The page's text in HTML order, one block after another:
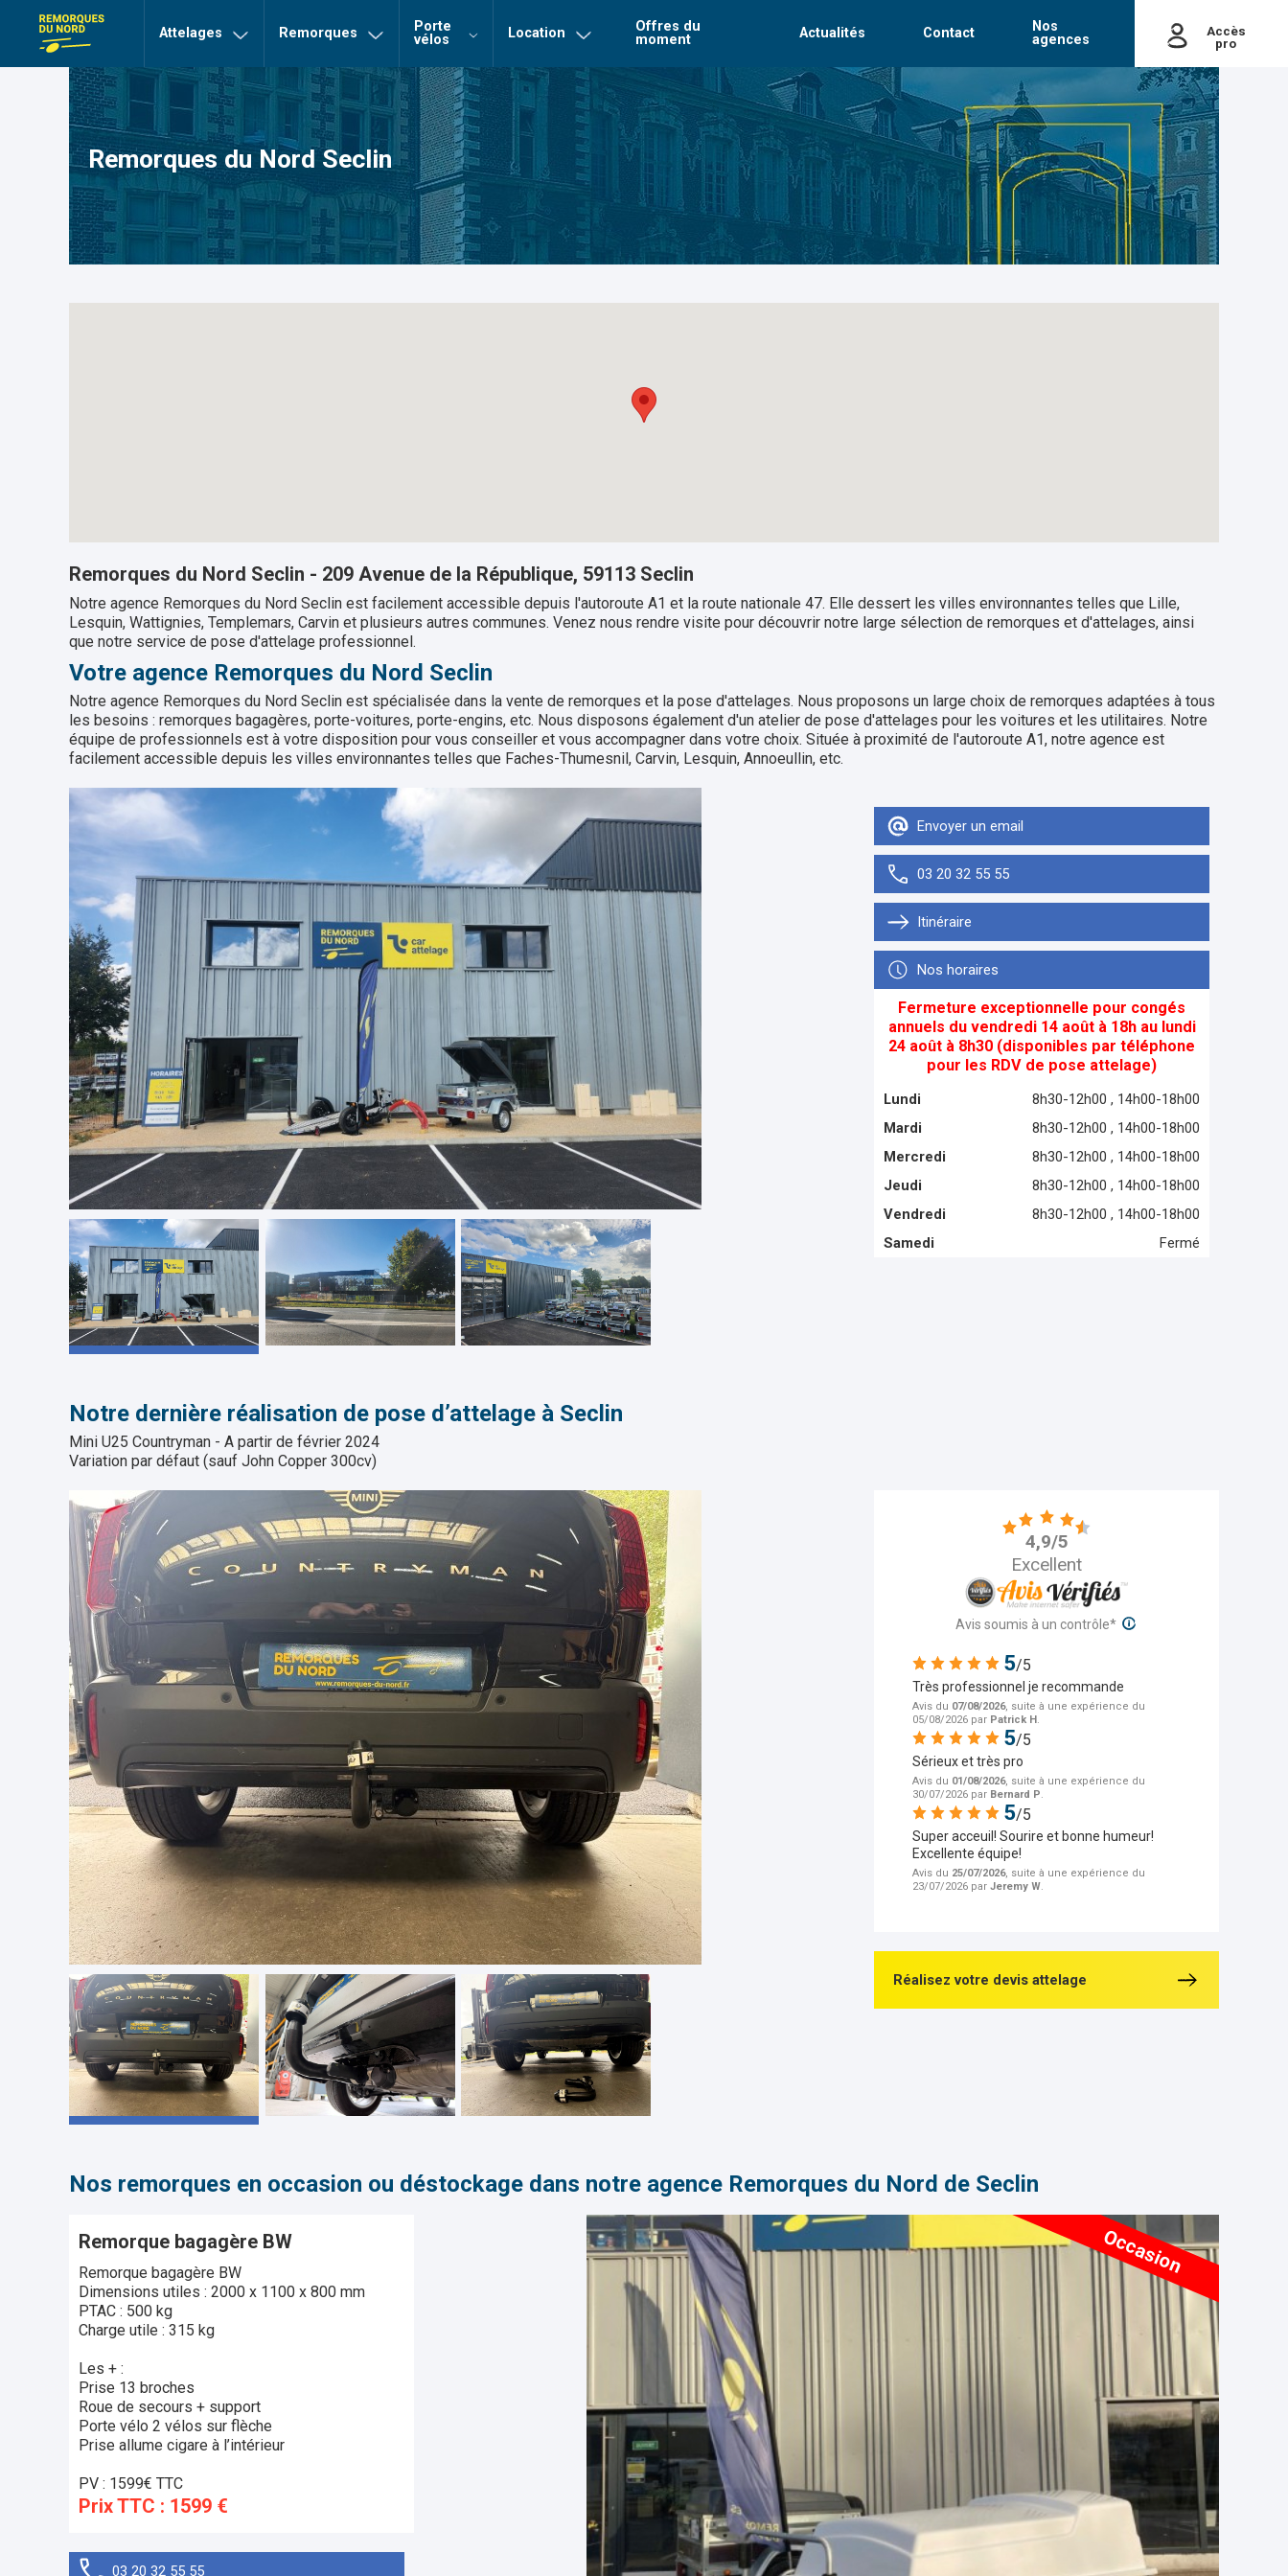
Remorques du nordAttelages Remorques
Porte
vélos
Location
Offres du
moment
Actualités Contact
Nos
agences
Accès
pro
Mot de passe
Connexion Mot de passe oublié
Remorques du Nord Seclin
Remorques du Nord Seclin - 209 Avenue de la République, 59113 Seclin
Notre agence Remorques du Nord Seclin est facilement accessible depuis l'autoroute A1 et la route nationale 47. Elle dessert les villes environnantes telles que Lille,
Lesquin, Wattignies, Templemars, Carvin et plusieurs autres communes. Venez nous rendre visite pour découvrir notre large sélection de remorques et d'attelages, ainsi
que notre service de pose d'attelage professionnel.
Votre agence Remorques du Nord Seclin
Notre agence Remorques du Nord Seclin est spécialisée dans la vente de remorques et la pose d'attelages. Nous proposons un large choix de remorques adaptées à tous
les besoins : remorques bagagères, porte-voitures, porte-engins, etc. Nous disposons également d'un atelier de pose d'attelages pour les voitures et les utilitaires. Notre
équipe de professionnels est à votre disposition pour vous conseiller et vous accompagner dans votre choix. Située à proximité de l'autoroute A1, notre agence est
facilement accessible depuis les villes environnantes telles que Faches-Thumesnil, Carvin, Lesquin, Annoeullin, etc.
Envoyer un email
03 20 32 55 55
Itinéraire
Nos horaires
Fermeture exceptionnelle pour congés
annuels du vendredi 14 août à 18h au lundi
24 août à 8h30 (disponibles par téléphone
pour les RDV de pose attelage)
Lundi
8h30-12h00 , 14h00-18h00
Mardi
8h30-12h00 , 14h00-18h00
Mercredi
8h30-12h00 , 14h00-18h00
Jeudi
8h30-12h00 , 14h00-18h00
Vendredi
8h30-12h00 , 14h00-18h00
Samedi
Fermé
Notre dernière réalisation de pose d’attelage à Seclin
Mini U25 Countryman - A partir de février 2024
Variation par défaut (sauf John Copper 300cv)
4,9/5
Excellent
Avis soumis à un contrôle*
de contacter l'auteur de l'avis, merci
- Aucune contrepartie n’a été fournie
- Les avis ne sont pas modifiables : si
- Les motifs de suppression des avis
5/5
Très professionnel je recommande
Avis du 07/08/2026, suite à une expérience du
05/08/2026 par Patrick H.
5/5
Sérieux et très pro
Avis du 01/08/2026, suite à une expérience du
30/07/2026 par Bernard P.
5/5
Super acceuil! Sourire et bonne humeur!
Excellente équipe!
Avis du 25/07/2026, suite à une expérience du
23/07/2026 par Jeremy W.
Réalisez votre devis attelage
Nos remorques en occasion ou déstockage dans notre agence Remorques du Nord de Seclin
Occasion
Remorque bagagère BW
Remorque bagagère BW
Dimensions utiles : 2000 x 1100 x 800 mm
PTAC : 500 kg
Charge utile : 315 kg
Les + :
Prise 13 broches
Roue de secours + support
Porte vélo 2 vélos sur flèche
Prise allume cigare à l’intérieur
PV : 1599€ TTC
Prix TTC : 1599 €
03 20 32 55 55